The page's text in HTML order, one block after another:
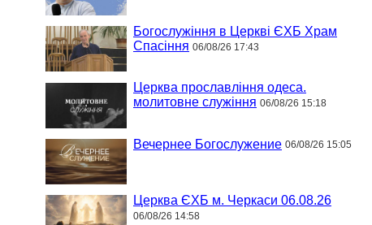
Богослужіння в Церкві ЄХБ Храм
Спасіння 06/08/26 17:43
Церква прославління одеса.
молитовне служіння 06/08/26 15:18
Вечернее Богослужение 06/08/26 15:05
Церква ЄХБ м. Черкаси 06.08.26
06/08/26 14:58